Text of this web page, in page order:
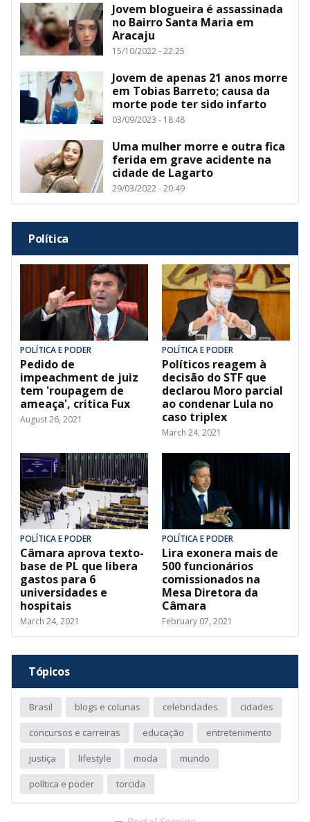
Jovem blogueira é assassinada
no Bairro Santa Maria em
Aracaju
15/10/2022 - 22:25
Jovem de apenas 21 anos morre
em Tobias Barreto; causa da
morte pode ter sido infarto
03/09/2023 - 18:48
Uma mulher morre e outra fica
ferida em grave acidente na
cidade de Lagarto
29/03/2022 - 20:49
Política
POLÍTICA E PODER
Pedido de
impeachment de juiz
tem 'roupagem de
ameaça', critica Fux
August 26, 2021
POLÍTICA E PODER
Políticos reagem à
decisão do STF que
declarou Moro parcial
ao condenar Lula no
caso triplex
March 24, 2021
POLÍTICA E PODER
Câmara aprova texto-
base de PL que libera
gastos para 6
universidades e
hospitais
March 24, 2021
POLÍTICA E PODER
Lira exonera mais de
500 funcionários
comissionados na
Mesa Diretora da
Câmara
February 07, 2021
Tópicos
Brasil blogs e colunas celebridades cidades
concursos e carreiras educação entretenimento
justiça lifestyle moda mundo
política e poder torcida